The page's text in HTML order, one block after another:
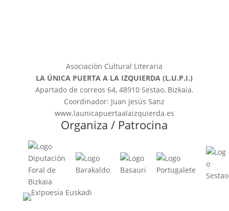
Asociación Cultural Literaria
LA ÚNICA PUERTA A LA IZQUIERDA (L.U.P.I.)
Apartado de correos 64, 48910 Sestao, Bizkaia.
Coordinador: Juan Jesús Sanz
www.launicapuertaalaizquierda.es
Organiza / Patrocina